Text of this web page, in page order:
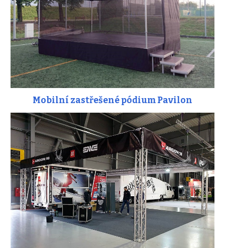
Mobilní zastřešené pódium Pavilon